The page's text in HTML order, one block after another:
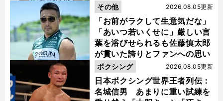
「お前がラクして生意気だな」
「あいつ若いくせに」厳しい言
葉を浴びせられるも佐藤慎太郎
が貫いた誇りとファンへの思い
2026.08.05更新
その他
日本ボクシング世界王者列伝：
名城信男 あまりに重い試練を
2026.08.05更新
ボクシング